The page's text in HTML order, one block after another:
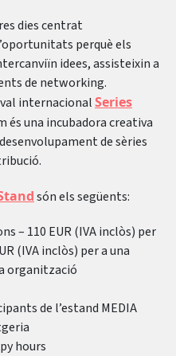
dies centrat
perquè els
idees, assisteixin a
de networking.
internacionalSeries
és una incubadora creativa
de sèries
són els següents:
– 110 EUR (IVA inclòs) per
(IVA inclòs) per a una
organització
de l’estand MEDIA
hours